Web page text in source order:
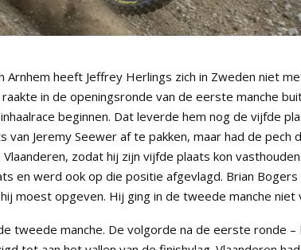
Arnhem heeft Jeffrey Herlings zich in Zweden niet
in de openingsronde van de eerste manche
beginnen. Dat leverde hem nog de vijfde
Jeremy Seewer af te pakken, maar had de pech
zodat hij zijn vijfde plaats kon
en werd ook op die positie afgevlagd. Brian
moest opgeven. Hij ging in de tweede manche niet
tweede manche. De volgorde na de eerste ronde